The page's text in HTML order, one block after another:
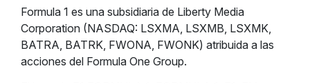
Formula 1 es una subsidiaria de Liberty Media
Corporation (NASDAQ: LSXMA, LSXMB, LSXMK,
BATRA, BATRK, FWONA, FWONK) atribuida a las
acciones del Formula One Group.